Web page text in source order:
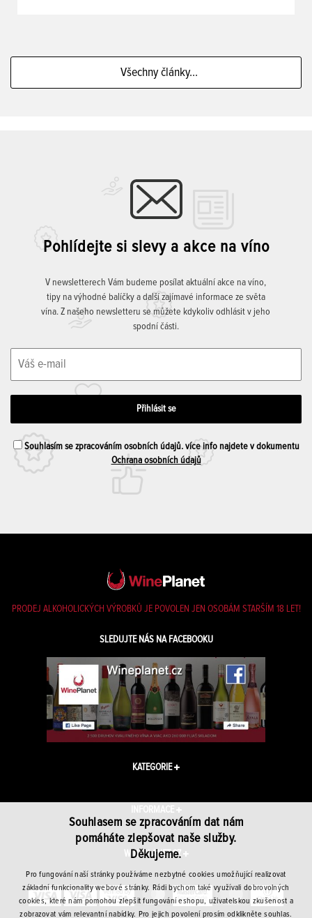
Všechny články...
Pohlídejte si slevy a akce na víno
V newsletterech Vám budeme posílat aktuální akce na víno,
tipy na výhodné balíčky a další zajímavé informace ze světa
vína. Z našeho newsletteru se můžete kdykoliv odhlásit v jeho
spodní části.
Souhlasím se zpracováním osobních údajů. více info najdete v dokumentu
Ochrana osobních údajů
PRODEJ ALKOHOLICKÝCH VÝROBKŮ JE POVOLEN JEN OSOBÁM STARŠÍM 18 LET!
SLEDUJTE NÁS NA FACEBOOKU
KATEGORIE
INFORMACE
WINEPLANET.CZ
Souhlasem se zpracováním dat nám
pomáháte zlepšovat naše služby.
Děkujeme.
Pro fungování naší stránky používáme nezbytné cookies umožňující realizovat
základní funkcionality webové stránky. Rádi bychom také využívali dobrovolných
cookies, které nám pomohou zlepšit fungování eshopu, uživatelskou zkušenost a
zobrazovat vám relevantní nabídky. Pro jejich povolení prosím odklikněte souhlas.